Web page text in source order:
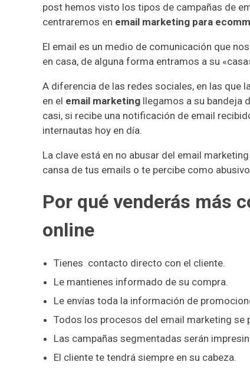
post hemos visto los tipos de campañas de
centraremos en email marketing para
El email es un medio de comunicación que
en casa, de alguna forma entramos a su
A diferencia de las redes sociales, en las que
en el email marketing llegamos a su bandeja
casi, si recibe una notificación de email
internautas hoy en día.
La clave está en no abusar del email
cansa de tus emails o te percibe como
Por qué venderás más
online
Tienes contacto directo con el cliente.
Le mantienes informado de su compra.
Le envías toda la información de
Todos los procesos del email marketing se
Las campañas segmentadas serán
El cliente te tendrá siempre en su cabeza.